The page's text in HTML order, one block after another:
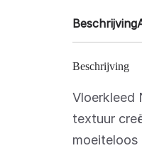
Beschrijving
Beschrijving
Vloerkleed
textuur
moeiteloos